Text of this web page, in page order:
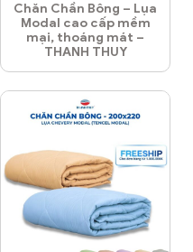
Chăn Chần Bông – Lụa
Modal cao cấp mềm
mại, thoáng mát –
THANH THUY